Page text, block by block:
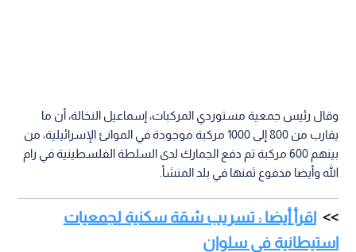
وقال رئيس جمعية مستوردي المركبات، إسماعيل النخالة، أن ما
يقارب من 800 إلى 1000 مركبة موجودة في الموانئ الإسرائيلية، من
بينهم 600 مركبة تم دفع الجمارك لدى السلطة الفلسطينية في رام
الله وأيضا مدفوع ثمنها في بلد المنشأ.
اقرأ أيضا : تسريب شقة سكنية لجمعيات
استيطانية في سلوان